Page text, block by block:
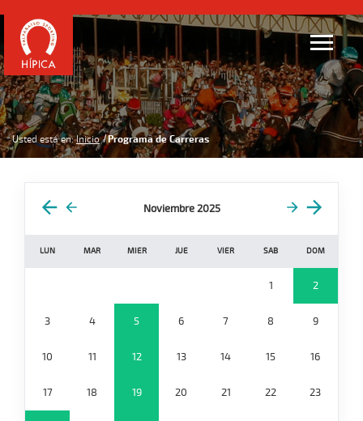
Usted está en: Inicio Programa de Carreras
Noviembre 2025
LUN MAR MIER JUE VIER SAB DOM
1 2
3 4 5 6 7 8 9
10 11 12 13 14 15 16
17 18 19 20 21 22 23